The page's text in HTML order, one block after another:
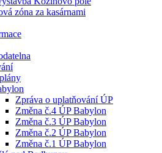
zóna za kasárnami
Zpráva o uplatňování ÚP
Změna č.4 ÚP Babylon
Změna č.3 ÚP Babylon
Změna č.2 ÚP Babylon
Změna č.1 ÚP Babylon